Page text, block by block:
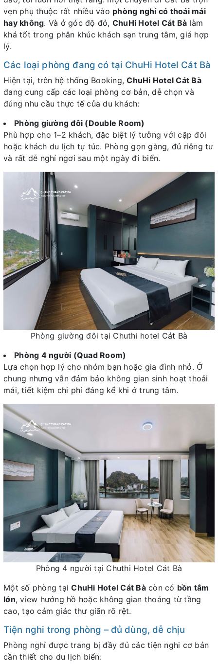
vẹn phụ thuộc rất nhiều vào phòng nghỉ có thoải mái
hay không. Và ở góc độ đó, ChuHi Hotel Cát Bà làm
khá tốt trong phân khúc khách sạn trung tâm, giá hợp
lý.
Các loại phòng đang có tại ChuHi Hotel Cát Bà
Hiện tại, trên hệ thống Booking,ChuHi Hotel Cát Bà
đang cung cấp các loại phòng cơ bản, dễ chọn và
đúng nhu cầu thực tế của du khách:
Phòng giường đôi (Double Room)
Phù hợp cho 1–2 khách, đặc biệt lý tưởng với cặp đôi
hoặc khách du lịch tự túc. Phòng gọn gàng, đủ riêng tư
và rất dễ nghỉ ngơi sau một ngày đi biển.
Phòng giường đôi tại Chuthi hotel Cát Bà
Phòng 4 người (Quad Room)
Lựa chọn hợp lý cho nhóm bạn hoặc gia đình nhỏ. Ở
chung nhưng vẫn đảm bảo không gian sinh hoạt thoải
mái, tiết kiệm chi phí đáng kể khi ở trung tâm.
Phòng 4 người tại Chuthi Hotel Cát Bà
Một số phòng tạiChuHi Hotel Cát Bàcòn có bồn tắm
lớn, view hướng hồ hoặc không gian thoáng từ tầng
cao, tạo cảm giác thư giãn rõ rệt.
Tiện nghi trong phòng – đủ dùng, dễ chịu
Phòng nghỉ được trang bị đầy đủ các tiện nghi cơ bản
cần thiết cho du lịch biển: